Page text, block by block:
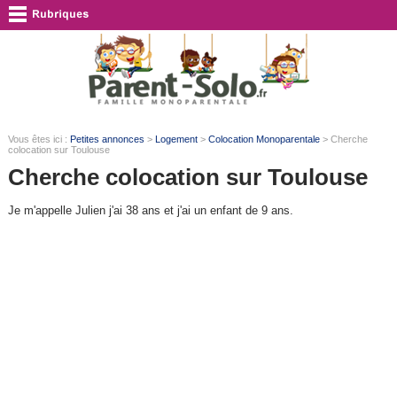
Vous êtes ici : Petites annonces > Logement> Colocation Monoparentale> Cherche
colocation sur Toulouse
Cherche colocation sur Toulouse
Je m'appelle Julien j'ai 38 ans et j'ai un enfant de 9 ans.